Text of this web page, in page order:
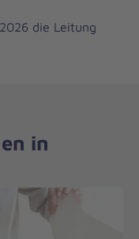
die Leitung
in